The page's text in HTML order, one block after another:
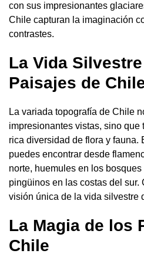
con sus impresionantes
Chile capturan la imaginación
contrastes.
La Vida
Paisajes de
La variada topografía de Chile
impresionantes vistas, sino que
rica diversidad de flora y fauna.
puedes encontrar desde
norte, huemules en los
pingüinos en las costas del sur.
visión única de la vida silvestre
La Magia de los
Chile